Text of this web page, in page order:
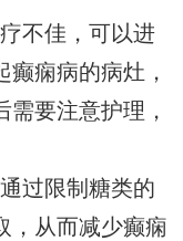
不佳，可以进
痫病的病灶，
要注意护理，
过限制糖类的
，从而减少癫痫